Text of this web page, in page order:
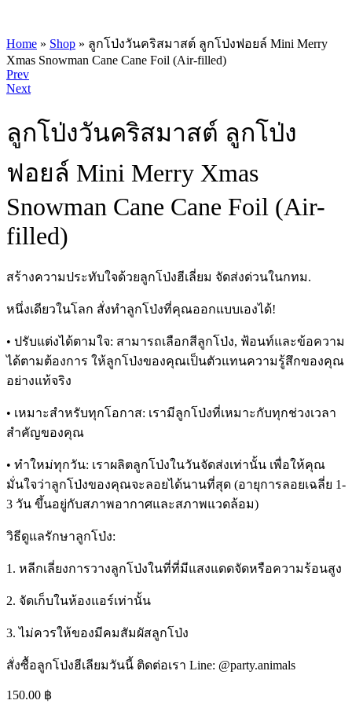
Home » Shop » ลูกโป่งวันคริสมาสต์ ลูกโป่งฟอยล์ Mini Merry
Xmas Snowman Cane Cane Foil (Air-filled)
Product
navigation
Prev
Next
ลูกโป่งวันคริสมาสต์ ลูกโป่ง
ฟอยล์ Mini Merry Xmas
Snowman Cane Cane Foil (Air-
filled)
สร้างความประทับใจด้วยลูกโป่งฮีเลี่ยม จัดส่งด่วนในกทม.
หนึ่งเดียวในโลก สั่งทำลูกโป่งที่คุณออกแบบเองได้!
• ปรับแต่งได้ตามใจ: สามารถเลือกสีลูกโป่ง, ฟ้อนท์และข้อความ
ได้ตามต้องการ ให้ลูกโป่งของคุณเป็นตัวแทนความรู้สึกของคุณ
อย่างแท้จริง
• เหมาะสำหรับทุกโอกาส: เรามีลูกโป่งที่เหมาะกับทุกช่วงเวลา
สำคัญของคุณ
• ทำใหม่ทุกวัน: เราผลิตลูกโป่งในวันจัดส่งเท่านั้น เพื่อให้คุณ
มั่นใจว่าลูกโป่งของคุณจะลอยได้นานที่สุด (อายุการลอยเฉลี่ย 1-
3 วัน ขึ้นอยู่กับสภาพอากาศและสภาพแวดล้อม)
วิธีดูแลรักษาลูกโป่ง:
1. หลีกเลี่ยงการวางลูกโป่งในที่ที่มีแสงแดดจัดหรือความร้อนสูง
2. จัดเก็บในห้องแอร์เท่านั้น
3. ไม่ควรให้ของมีคมสัมผัสลูกโป่ง
สั่งซื้อลูกโป่งฮีเลียมวันนี้ ติดต่อเรา Line: @party.animals
150.00 ฿